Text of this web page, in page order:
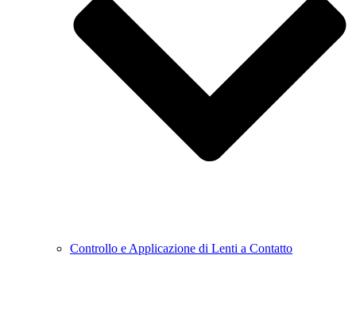
Controllo e Applicazione di Lenti a Contatto